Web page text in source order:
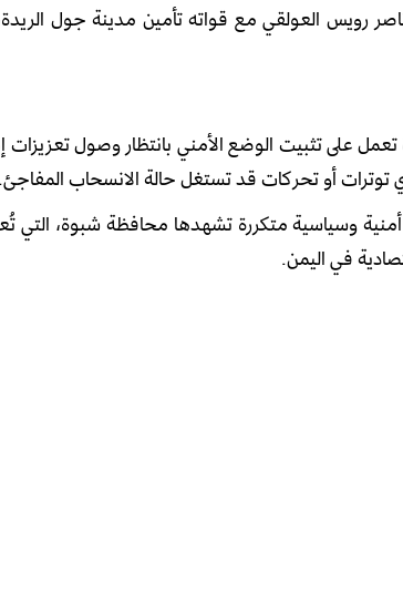
رويس العولقيمع قواته تأمين مدينة جول
تعمل على تثبيت الوضع الأمني بانتظار وصول
أو تحركات قد تستغل حالة الانسحاب المفاجئ.
وسياسية متكررة تشهدها محافظة شبوة، التي
في اليمن.